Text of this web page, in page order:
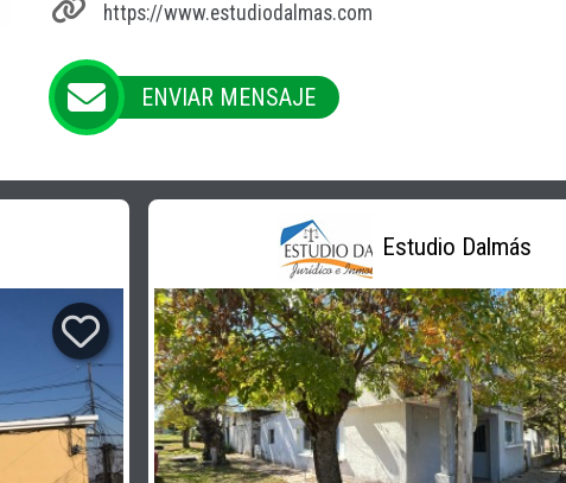
https://www.estudiodalmas.com
ENVIAR MENSAJE
Estudio Dalmás